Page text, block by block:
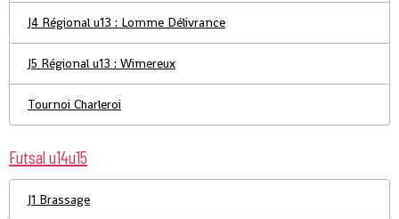
J4 Régional u13 : Lomme Délivrance
J5 Régional u13 : Wimereux
Tournoi Charleroi
Futsal u14u15
J1 Brassage